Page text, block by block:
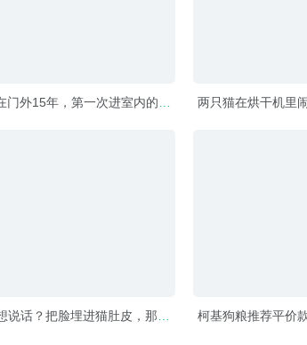
门外15年，第一次进室内的反
两只猫在烘干机里
说话？把脸埋进猫肚皮，那味
柯基狗粮推荐平价